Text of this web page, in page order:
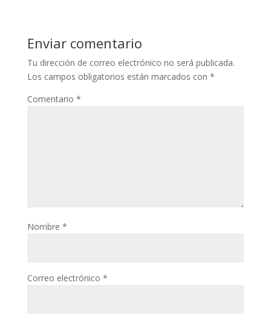
Enviar comentario
Tu dirección de correo electrónico no será publicada.
Los campos obligatorios están marcados con *
Comentario *
Nombre *
Correo electrónico *